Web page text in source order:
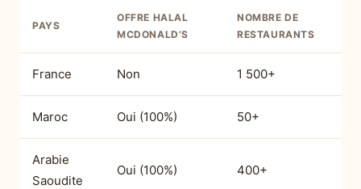
PAYS
OFFRE HALAL
MCDONALD’S
NOMBRE DE
RESTAURANTS
France Non 1 500+
Maroc Oui (100%) 50+
Arabie
Saoudite
Oui (100%) 400+